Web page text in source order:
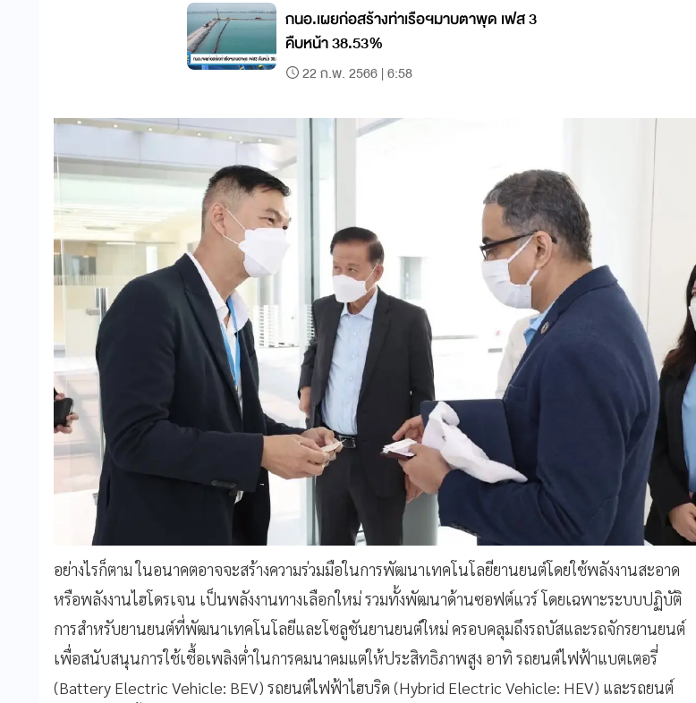
กนอ.เผยก่อสร้างท่าเรือฯมาบตาพุด เฟส 3
คืบหน้า 38.53%
22 ก.พ. 2566 | 6:58
อย่างไรก็ตาม ในอนาคตอาจจะสร้างความร่วมมือในการพัฒนาเทคโนโลยียานยนต์โดยใช้พลังงานสะอาด
หรือพลังงานไฮโดรเจน เป็นพลังงานทางเลือกใหม่ รวมทั้งพัฒนาด้านซอฟต์แวร์ โดยเฉพาะระบบปฏิบัติ
การสำหรับยานยนต์ที่พัฒนาเทคโนโลยีและโซลูชันยานยนต์ใหม่ ครอบคลุมถึงรถบัสและรถจักรยานยนต์
เพื่อสนับสนุนการใช้เชื้อเพลิงต่ำในการคมนาคมแต่ให้ประสิทธิภาพสูง อาทิ รถยนต์ไฟฟ้าแบตเตอรี่
(Battery Electric Vehicle: BEV) รถยนต์ไฟฟ้าไฮบริด (Hybrid Electric Vehicle: HEV) และรถยนต์